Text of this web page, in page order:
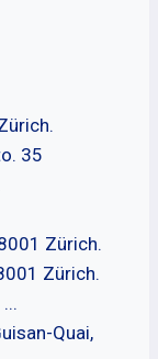
35
Zürich.
Zürich.
Quai,